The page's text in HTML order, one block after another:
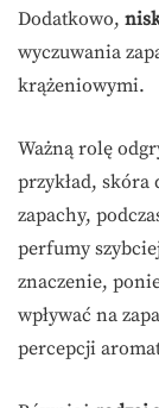
Dodatkowo,
wyczuwania
krążeniowymi.
Ważną rolę
przykład, skóra
zapachy,
perfumy
znaczenie,
wpływać na
percepcji